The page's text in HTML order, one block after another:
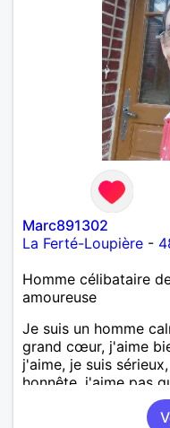
Marc891302
La Ferté-Loupière -
Homme célibataire
amoureuse
Je suis un homme
grand cœur, j'aime
j'aime, je suis
honnête, j'aime pas
pas les mensonges.
amoureuse et